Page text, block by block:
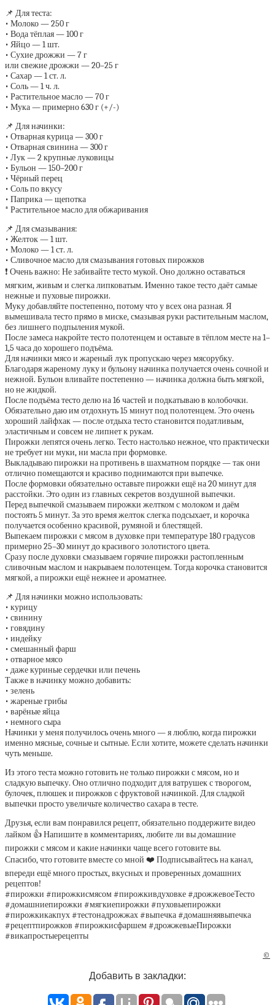
📌 Для теста:
• Молоко — 250 г
• Вода тёплая — 100 г
• Яйцо — 1 шт.
• Сухие дрожжи — 7 г
или свежие дрожжи — 20–25 г
• Сахар — 1 ст. л.
• Соль — 1 ч. л.
• Растительное масло — 70 г
• Мука — примерно 630 г (+/-)
📌 Для начинки:
• Отварная курица — 300 г
• Отварная свинина — 300 г
• Лук — 2 крупные луковицы
• Бульон — 150–200 г
• Чёрный перец
• Соль по вкусу
• Паприка — щепотка
* Растительное масло для обжаривания
📌 Для смазывания:
• Желток — 1 шт.
• Молоко — 1 ст. л.
• Сливочное масло для смазывания готовых пирожков
❗ Очень важно: Не забивайте тесто мукой. Оно должно оставаться
мягким, живым и слегка липковатым. Именно такое тесто даёт самые
нежные и пуховые пирожки.
Муку добавляйте постепенно, потому что у всех она разная. Я
вымешивала тесто прямо в миске, смазывая руки растительным маслом,
без лишнего подпыления мукой.
После замеса накройте тесто полотенцем и оставьте в тёплом месте на 1–
1,5 часа до хорошего подъёма.
Для начинки мясо и жареный лук пропускаю через мясорубку.
Благодаря жареному луку и бульону начинка получается очень сочной и
нежной. Бульон вливайте постепенно — начинка должна быть мягкой,
но не жидкой.
После подъёма тесто делю на 16 частей и подкатываю в колобочки.
Обязательно даю им отдохнуть 15 минут под полотенцем. Это очень
хороший лайфхак — после отдыха тесто становится податливым,
эластичным и совсем не липнет к рукам.
Пирожки лепятся очень легко. Тесто настолько нежное, что практически
не требует ни муки, ни масла при формовке.
Выкладываю пирожки на противень в шахматном порядке — так они
отлично помещаются и красиво поднимаются при выпечке.
После формовки обязательно оставьте пирожки ещё на 20 минут для
расстойки. Это один из главных секретов воздушной выпечки.
Перед выпечкой смазываем пирожки желтком с молоком и даём
постоять 5 минут. За это время желток слегка подсыхает, и корочка
получается особенно красивой, румяной и блестящей.
Выпекаем пирожки с мясом в духовке при температуре 180 градусов
примерно 25–30 минут до красивого золотистого цвета.
Сразу после духовки смазываем горячие пирожки растопленным
сливочным маслом и накрываем полотенцем. Тогда корочка становится
мягкой, а пирожки ещё нежнее и ароматнее.
📌 Для начинки можно использовать:
• курицу
• свинину
• говядину
• индейку
• смешанный фарш
• отварное мясо
• даже куриные сердечки или печень
Также в начинку можно добавить:
• зелень
• жареные грибы
• варёные яйца
• немного сыра
Начинки у меня получилось очень много — я люблю, когда пирожки
именно мясные, сочные и сытные. Если хотите, можете сделать начинки
чуть меньше.
Из этого теста можно готовить не только пирожки с мясом, но и
сладкую выпечку. Оно отлично подходит для ватрушек с творогом,
булочек, плюшек и пирожков с фруктовой начинкой. Для сладкой
выпечки просто увеличьте количество сахара в тесте.
Друзья, если вам понравился рецепт, обязательно поддержите видео
лайком 👍 Напишите в комментариях, любите ли вы домашние
пирожки с мясом и какие начинки чаще всего готовите вы.
Спасибо, что готовите вместе со мной ❤️ Подписывайтесь на канал,
впереди ещё много простых, вкусных и проверенных домашних
рецептов!
#пирожки #пирожкисмясом #пирожкивдуховке #дрожжевоеТесто
#домашниепирожки #мягкиепирожки #пуховыепирожки
#пирожкикакпух #тестонадрожжах #выпечка #домашняявыпечка
#рецептпирожков #пирожкисфаршем #дрожжевыеПирожки
#викапростыерецепты
©
Добавить в закладки: